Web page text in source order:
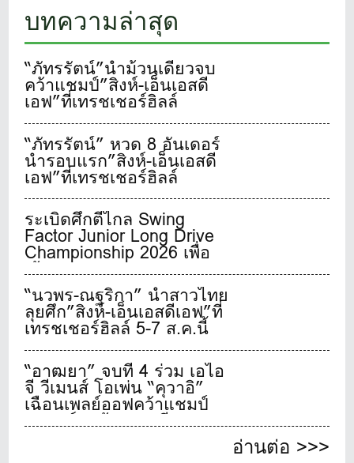
บทความล่าสุด
“ภัทรรัตน์”นำม้วนเดียวจบ
คว้าแชมป์”สิงห์-เอ็นเอสดี
เอฟ”ที่เทรชเชอร์ฮิลล์
“ภัทรรัตน์” หวด 8 อันเดอร์
นำรอบแรก”สิงห์-เอ็นเอสดี
เอฟ”ที่เทรชเชอร์ฮิลล์
ระเบิดศึกตีไกล Swing
Factor Junior Long Drive
Championship 2026 เพื่อ
เฟ้นหาสุดยอดเยาวชนจอม
พลังตีไกลชาวไทย
“นวพร-ณฐริกา” นำสาวไทย
ลุยศึก”สิงห์-เอ็นเอสดีเอฟ”ที่
เทรชเชอร์ฮิลล์ 5-7 ส.ค.นี้
“อาฒยา” จบที่ 4 ร่วม เอไอ
จี วีเมนส์ โอเพ่น “คุวาอิ”
เฉือนเพลย์ออฟคว้าแชมป์
เมเจอร์สุดท้ายของปี
อ่านต่อ >>>